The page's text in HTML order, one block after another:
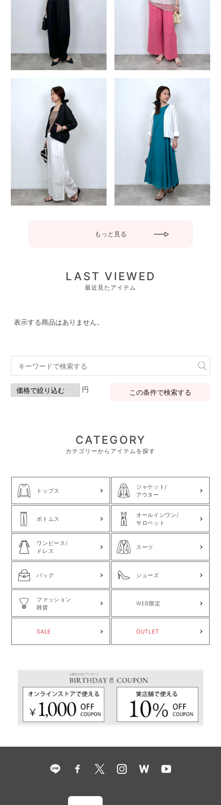
もっと見る
LAST VIEWED
最近見たアイテム
表示する商品はありません。
円 この条件で検索する
CATEGORY
カテゴリーからアイテムを探す
トップス
ジャケット/
アウター
ボトムス
オールインワン/
サロペット
ワンピース/
ドレス
スーツ
バッグ シューズ
ファッション
雑貨
WEB限定
SALE OUTLET